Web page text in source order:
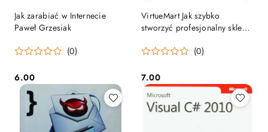
Jak zarabiać w Internecie
Paweł Grzesiak
(0)
Cena:
6.00
VirtueMart Jak szybko
stworzyć profesjonalny sklep
(0)
Cena:
7.00